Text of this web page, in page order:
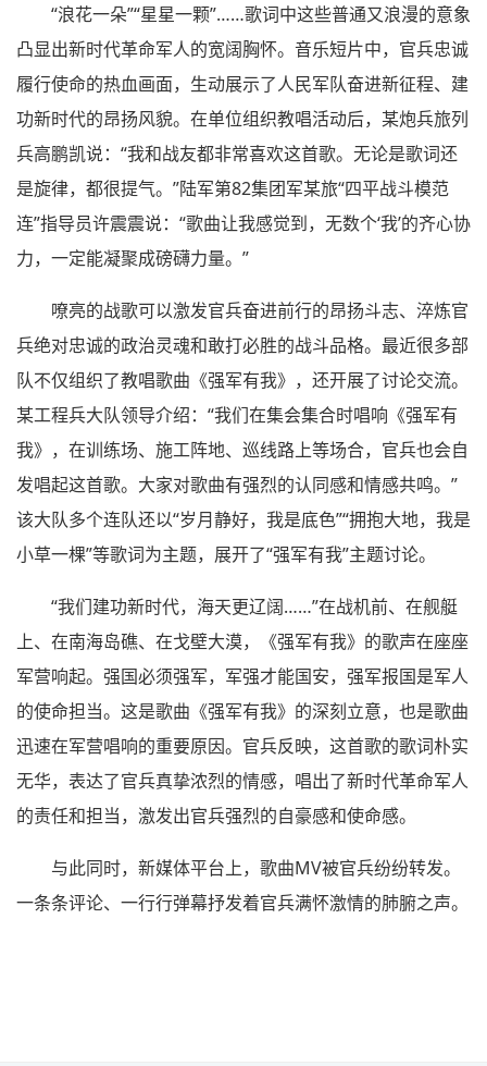
“浪花一朵”“星星一颗”……歌词中这些普通又浪漫的意象
凸显出新时代革命军人的宽阔胸怀。音乐短片中，官兵忠诚
履行使命的热血画面，生动展示了人民军队奋进新征程、建
功新时代的昂扬风貌。在单位组织教唱活动后，某炮兵旅列
兵高鹏凯说：“我和战友都非常喜欢这首歌。无论是歌词还
是旋律，都很提气。”陆军第82集团军某旅“四平战斗模范
连”指导员许震震说：“歌曲让我感觉到，无数个‘我’的齐心协
力，一定能凝聚成磅礴力量。”
嘹亮的战歌可以激发官兵奋进前行的昂扬斗志、淬炼官
兵绝对忠诚的政治灵魂和敢打必胜的战斗品格。最近很多部
队不仅组织了教唱歌曲《强军有我》，还开展了讨论交流。
某工程兵大队领导介绍：“我们在集会集合时唱响《强军有
我》，在训练场、施工阵地、巡线路上等场合，官兵也会自
发唱起这首歌。大家对歌曲有强烈的认同感和情感共鸣。”
该大队多个连队还以“岁月静好，我是底色”“拥抱大地，我是
小草一棵”等歌词为主题，展开了“强军有我”主题讨论。
“我们建功新时代，海天更辽阔……”在战机前、在舰艇
上、在南海岛礁、在戈壁大漠，《强军有我》的歌声在座座
军营响起。强国必须强军，军强才能国安，强军报国是军人
的使命担当。这是歌曲《强军有我》的深刻立意，也是歌曲
迅速在军营唱响的重要原因。官兵反映，这首歌的歌词朴实
无华，表达了官兵真挚浓烈的情感，唱出了新时代革命军人
的责任和担当，激发出官兵强烈的自豪感和使命感。
与此同时，新媒体平台上，歌曲MV被官兵纷纷转发。
一条条评论、一行行弹幕抒发着官兵满怀激情的肺腑之声。